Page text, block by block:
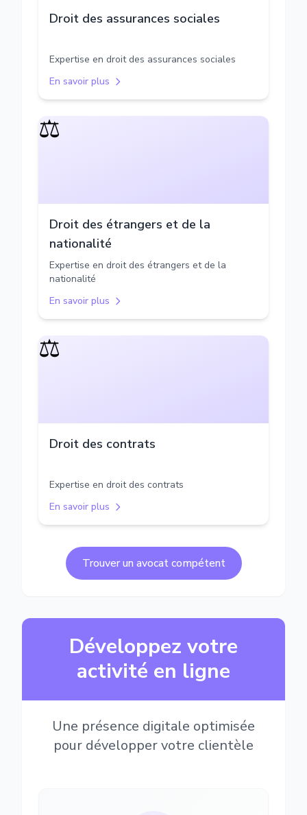
Droit des assurances sociales
Expertise en droit des assurances sociales
En savoir plus
⚖️
Droit des étrangers et de la
nationalité
Expertise en droit des étrangers et de la
nationalité
En savoir plus
⚖️
Droit des contrats
Expertise en droit des contrats
En savoir plus
Trouver un avocat compétent
Développez votre
activité en ligne
Une présence digitale optimisée
pour développer votre clientèle